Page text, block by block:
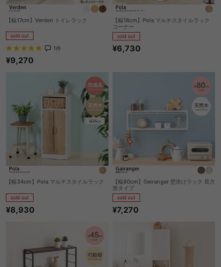
【幅17cm】Verden トイレラック
sold out
1件
¥9,270
【幅18cm】Pola マルチスタイルラック
コーナー
sold out
¥6,730
【幅34cm】Pola マルチスタイルラック
sold out
¥8,930
【幅80cm】Geiranger 壁掛けラック 長方
形タイプ
sold out
¥7,270